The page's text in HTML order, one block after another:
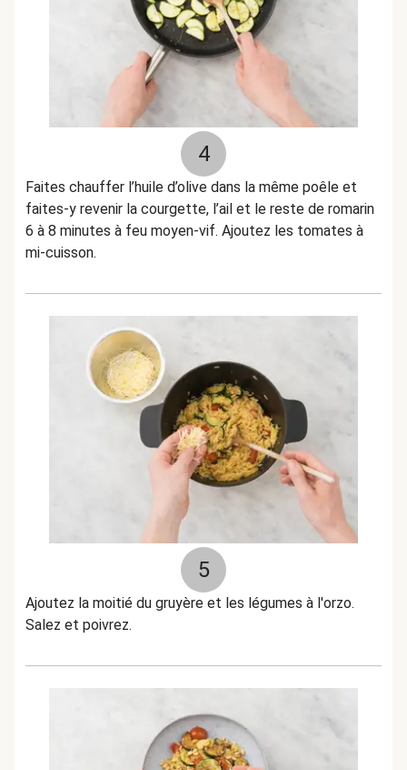
4
Faites chauffer l’huile d’olive dans la même poêle et
faites-y revenir la courgette, l’ail et le reste de romarin
6 à 8 minutes à feu moyen-vif. Ajoutez les tomates à
mi-cuisson.
5
Ajoutez la moitié du gruyère et les légumes à l'orzo.
Salez et poivrez.